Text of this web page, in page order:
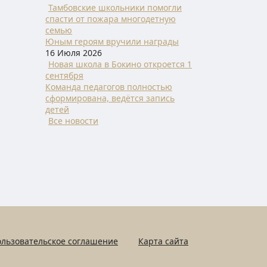
Тамбовские школьники помогли
спасти от пожара многодетную
семью
Юным героям вручили награды
16 Июля 2026
Новая школа в Бокино откроется 1
сентября
Команда педагогов полностью
сформирована, ведётся запись
детей
Все новости
соглашение Карта сайта